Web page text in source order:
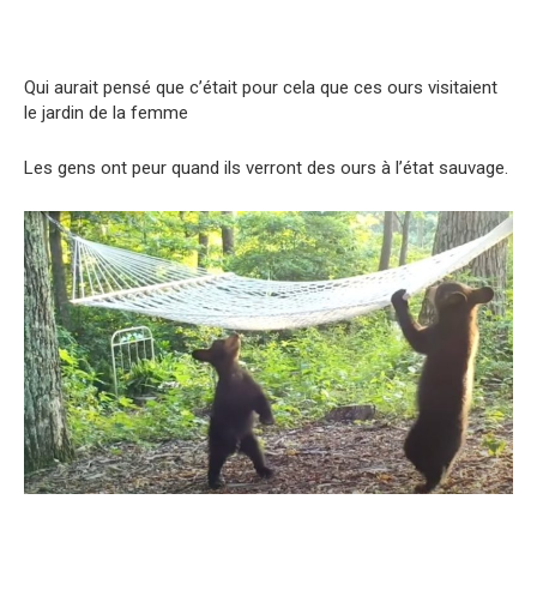
Qui aurait pensé que c’était pour cela que ces ours visitaient
le jardin de la femme
Les gens ont pеur quand ils verront des ours à l’état sauvage.